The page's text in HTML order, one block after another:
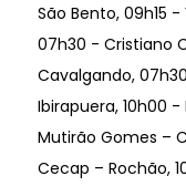
São Bento, 09h15
07h30 - Cristiano
Cavalgando,
Ibirapuera, 10h00
Mutirão Gomes –
Cecap – Rochão,